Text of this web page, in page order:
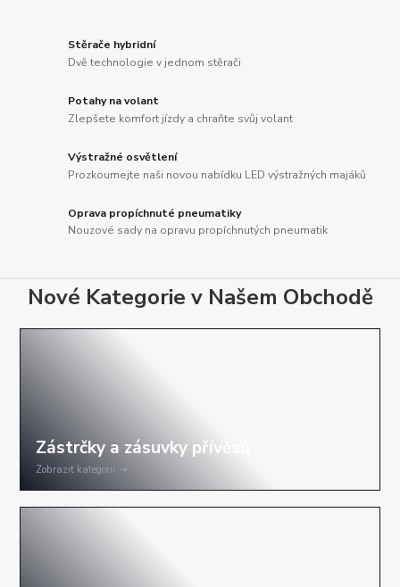
Stěrače hybridní
Dvě technologie v jednom stěrači
Potahy na volant
Zlepšete komfort jízdy a chraňte svůj volant
Výstražné osvětlení
Prozkoumejte naši novou nabídku LED výstražných majáků
Oprava propíchnuté pneumatiky
Nouzové sady na opravu propíchnutých pneumatik
Nové Kategorie v Našem Obchodě
Zobrazit kategorii